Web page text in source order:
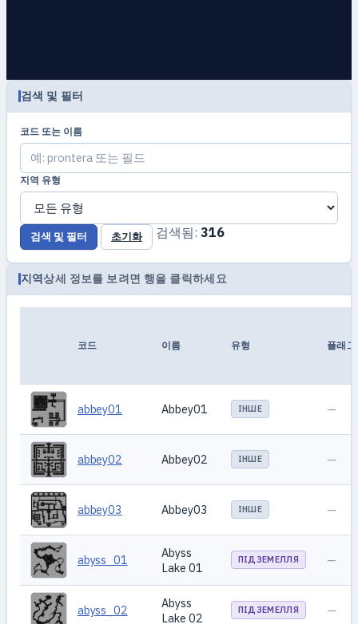
검색 및 필터
코드 또는 이름
지역 유형
검색 및 필터 초기화 검색됨: 316
지역상세 정보를 보려면 행을 클릭하세요
코드 이름 유형 플래그
abbey01 Abbey01 ІНШЕ —
abbey02 Abbey02 ІНШЕ —
abbey03 Abbey03 ІНШЕ —
abyss_01
Abyss
Lake 01
ПІДЗЕМЕЛЛЯ —
abyss_02
Abyss
Lake 02
ПІДЗЕМЕЛЛЯ —